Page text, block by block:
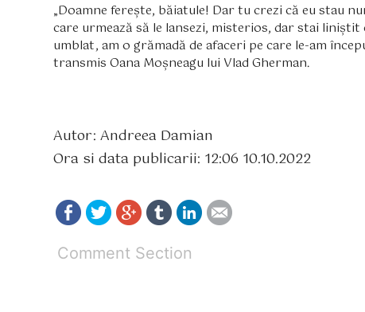
„Doamne ferește, băiatule! Dar tu crezi că eu stau
care urmează să le lansezi, misterios, dar stai liniștit
umblat, am o grămadă de afaceri pe care le-am
transmis Oana Moșneagu lui Vlad Gherman.
Autor: Andreea Damian
Ora si data publicarii: 12:06 10.10.2022
Comment Section